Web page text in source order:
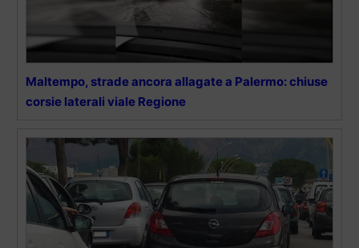
Maltempo, strade ancora allagate a Palermo: chiuse
corsie laterali viale Regione